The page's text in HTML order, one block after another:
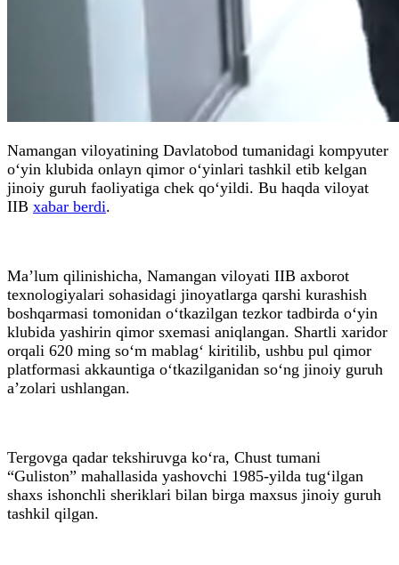
Namangan viloyatining Davlatobod tumanidagi kompyuter
o‘yin klubida onlayn qimor o‘yinlari tashkil etib kelgan
jinoiy guruh faoliyatiga chek qo‘yildi. Bu haqda viloyat
IIB xabar berdi.
Ma’lum qilinishicha, Namangan viloyati IIB axborot
texnologiyalari sohasidagi jinoyatlarga qarshi kurashish
boshqarmasi tomonidan o‘tkazilgan tezkor tadbirda o‘yin
klubida yashirin qimor sxemasi aniqlangan. Shartli xaridor
orqali 620 ming so‘m mablag‘ kiritilib, ushbu pul qimor
platformasi akkauntiga o‘tkazilganidan so‘ng jinoiy guruh
a’zolari ushlangan.
Tergovga qadar tekshiruvga ko‘ra, Chust tumani
“Guliston” mahallasida yashovchi 1985-yilda tug‘ilgan
shaxs ishonchli sheriklari bilan birga maxsus jinoiy guruh
tashkil qilgan.